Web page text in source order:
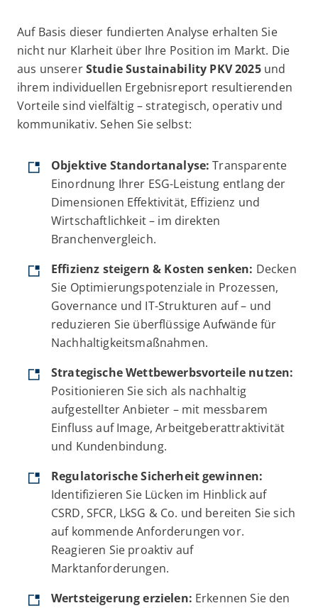
Auf Basis dieser fundierten Analyse erhalten Sie
nicht nur Klarheit über Ihre Position im Markt. Die
aus unsererStudie Sustainability PKV 2025 und
ihrem individuellen Ergebnisreport resultierenden
Vorteile sind vielfältig – strategisch, operativ und
kommunikativ. Sehen Sie selbst:
Objektive Standortanalyse: Transparente
Einordnung Ihrer ESG-Leistung entlang der
Dimensionen Effektivität, Effizienz und
Wirtschaftlichkeit – im direkten
Branchenvergleich.
Effizienz steigern & Kosten senken: Decken
Sie Optimierungspotenziale in Prozessen,
Governance und IT-Strukturen auf – und
reduzieren Sie überflüssige Aufwände für
Nachhaltigkeitsmaßnahmen.
Strategische Wettbewerbsvorteile nutzen:
Positionieren Sie sich als nachhaltig
aufgestellter Anbieter – mit messbarem
Einfluss auf Image, Arbeitgeberattraktivität
und Kundenbindung.
Regulatorische Sicherheit gewinnen:
Identifizieren Sie Lücken im Hinblick auf
CSRD, SFCR, LkSG & Co. und bereiten Sie sich
auf kommende Anforderungen vor.
Reagieren Sie proaktiv auf
Marktanforderungen.
Wertsteigerung erzielen: Erkennen Sie den